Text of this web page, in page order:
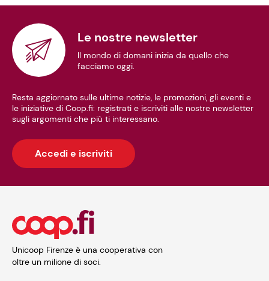
Le nostre newsletter
Il mondo di domani inizia da quello che
facciamo oggi.
Resta aggiornato sulle ultime notizie, le promozioni, gli eventi e
le iniziative di Coop.fi: registrati e iscriviti alle nostre newsletter
sugli argomenti che più ti interessano.
Accedi e iscriviti
Unicoop Firenze è una cooperativa con
oltre un milione di soci.